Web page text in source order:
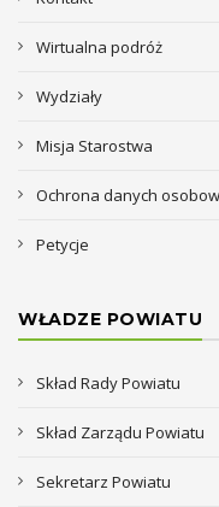
Wirtualna podróż
Wydziały
Misja Starostwa
Ochrona danych
Petycje
WŁADZE POWIATU
Skład Rady Powiatu
Skład Zarządu Powiatu
Sekretarz Powiatu